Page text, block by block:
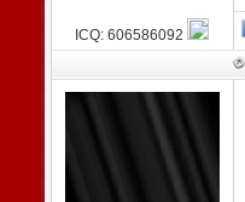
ICQ: 606586092